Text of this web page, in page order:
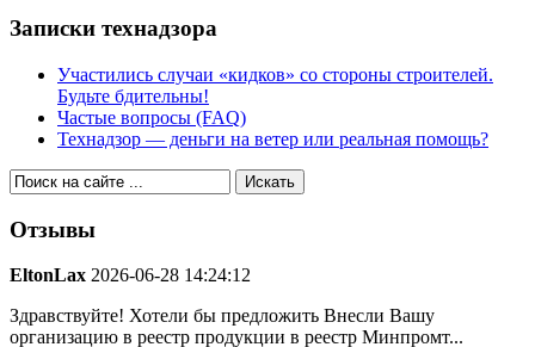
Записки технадзора
Участились случаи «кидков» со стороны строителей.
Будьте бдительны!
Частые вопросы (FAQ)
Технадзор — деньги на ветер или реальная помощь?
Отзывы
EltonLax 2026-06-28 14:24:12
Здравствуйте! Хотели бы предложить Внесли Вашу
организацию в реестр продукции в реестр Минпромт...